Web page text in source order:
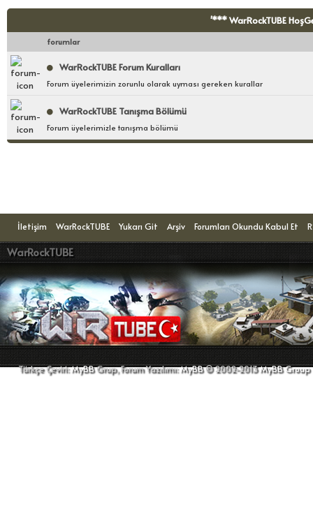
'*** WarRockTUBE
forumlar
WarRockTUBE Forum Kuralları
Forum üyelerimizin zorunlu olarak uyması gereken kurallar
WarRockTUBE Tanışma Bölümü
Forum üyelerimizle tanışma bölümü
İletişim WarRockTUBE Yukarı Git Arşiv Forumları Okundu Kabul Et
WarRockTUBE
Türkçe Çeviri:MyBBGrup, Forum Yazılımı:MyBB© 2002-2013MyBB Group